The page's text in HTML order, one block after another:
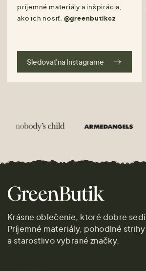
príjemné materiály a inšpirácia,
ako ich nosiť. @greenbutikcz
Sledovať na Instagrame
Krásne oblečenie, ktoré dobre sedí.
Príjemné materiály, pohodlné strihy
a starostlivo vybrané značky.